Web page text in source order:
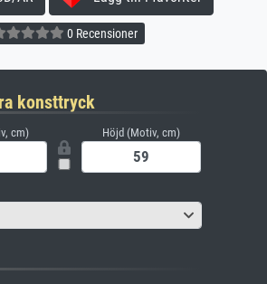
0 Recensioner
konsttryck
cm) Höjd (Motiv, cm)